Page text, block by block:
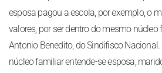
esposa pagou a escola, por exemplo, o
valores, por ser dentro do mesmo núcleo
Antonio Benedito, do Sindifisco
núcleo familiar entende-se esposa,